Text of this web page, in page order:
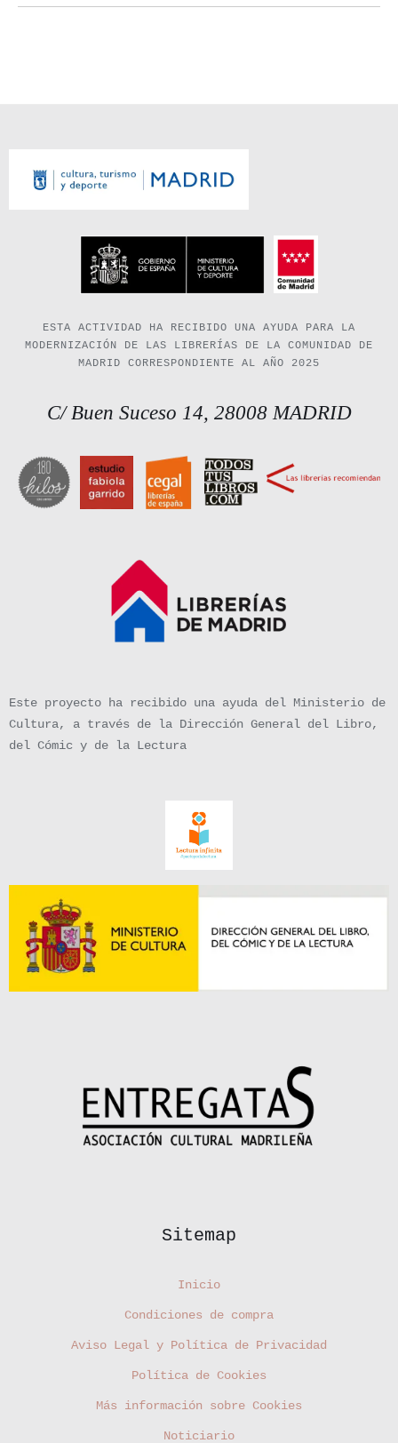
ESTA ACTIVIDAD HA RECIBIDO UNA AYUDA PARA LA
MODERNIZACIÓN DE LAS LIBRERÍAS DE LA COMUNIDAD DE
MADRID CORRESPONDIENTE AL AÑO 2025
C/ Buen Suceso 14, 28008 MADRID
Este proyecto ha recibido una ayuda del Ministerio de
Cultura, a través de la Dirección General del Libro,
del Cómic y de la Lectura
Sitemap
Inicio
Condiciones de compra
Aviso Legal y Política de Privacidad
Política de Cookies
Más información sobre Cookies
Noticiario